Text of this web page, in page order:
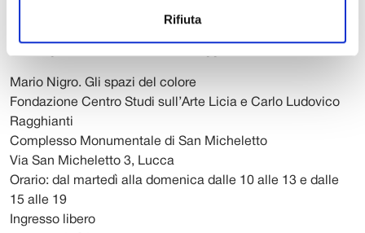
Rifiuta
18 marzo – 2 settembre 2018
Mario Nigro. Gli spazi del colore
Fondazione Centro Studi sull’Arte Licia e Carlo Ludovico
Ragghianti
Complesso Monumentale di San Micheletto
Via San Micheletto 3, Lucca
Orario: dal martedì alla domenica dalle 10 alle 13 e dalle
15 alle 19
Ingresso libero